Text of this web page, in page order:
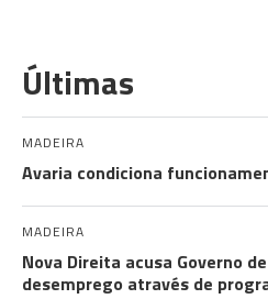
Últimas
MADEIRA
Avaria condiciona
MADEIRA
Nova Direita acusa Governo
desemprego através de